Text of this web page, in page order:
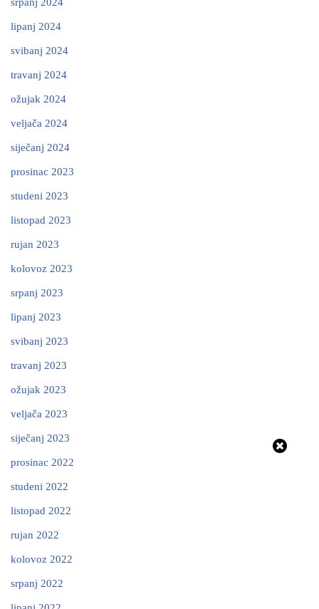
lipanj 2024
svibanj 2024
travanj 2024
ožujak 2024
veljača 2024
siječanj 2024
prosinac 2023
studeni 2023
listopad 2023
rujan 2023
kolovoz 2023
srpanj 2023
lipanj 2023
svibanj 2023
travanj 2023
ožujak 2023
veljača 2023
siječanj 2023
prosinac 2022
studeni 2022
listopad 2022
rujan 2022
kolovoz 2022
srpanj 2022